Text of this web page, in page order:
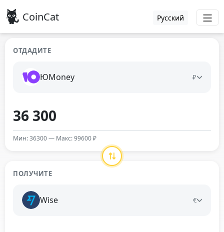
CoinCat Русский
ОТДАДИТЕ
ЮMoney ₽
Мин: 36300 — Макс: 99600 ₽
ПОЛУЧИТЕ
Wise €